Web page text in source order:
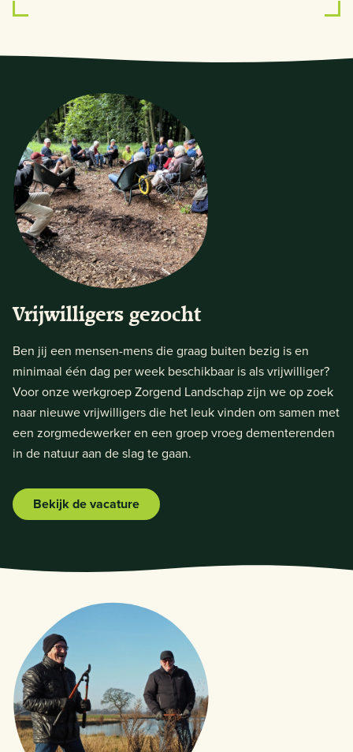
Vrijwilligers gezocht
Ben jij een mensen-mens die graag buiten bezig is en
minimaal één dag per week beschikbaar is als vrijwilliger?
Voor onze werkgroep Zorgend Landschap zijn we op zoek
naar nieuwe vrijwilligers die het leuk vinden om samen met
een zorgmedewerker en een groep vroeg dementerenden
in de natuur aan de slag te gaan.
Bekijk de vacature